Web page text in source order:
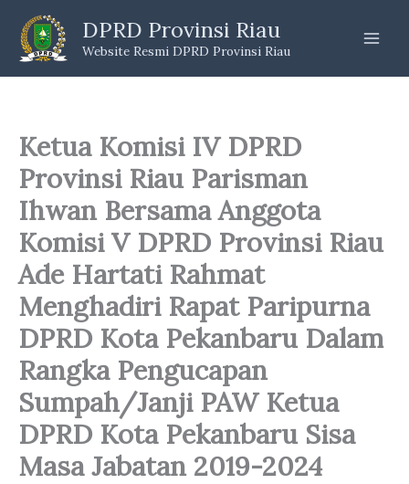
content
DPRD Provinsi Riau
Website Resmi DPRD Provinsi Riau
Ketua Komisi IV DPRD
Provinsi Riau Parisman
Ihwan Bersama Anggota
Komisi V DPRD Provinsi Riau
Ade Hartati Rahmat
Menghadiri Rapat Paripurna
DPRD Kota Pekanbaru Dalam
Rangka Pengucapan
Sumpah/Janji PAW Ketua
DPRD Kota Pekanbaru Sisa
Masa Jabatan 2019-2024